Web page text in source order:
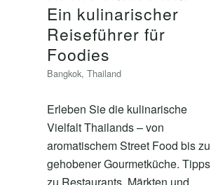
Ein kulinarischer
Reiseführer für
Foodies
Bangkok, Thailand
Erleben Sie die kulinarische
Vielfalt Thailands – von
aromatischem Street Food bis zu
gehobener Gourmetküche. Tipps